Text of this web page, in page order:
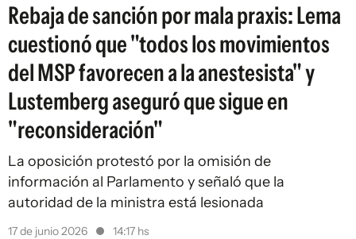
Rebaja de sanción por mala praxis: Lema
cuestionó que "todos los movimientos
del MSP favorecen a la anestesista" y
Lustemberg aseguró que sigue en
"reconsideración"
La oposición protestó por la omisión de
información al Parlamento y señaló que la
autoridad de la ministra está lesionada
17 de junio 2026 14:17 hs